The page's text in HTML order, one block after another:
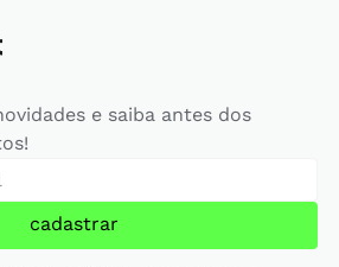
e saiba antes dos
cadastrar